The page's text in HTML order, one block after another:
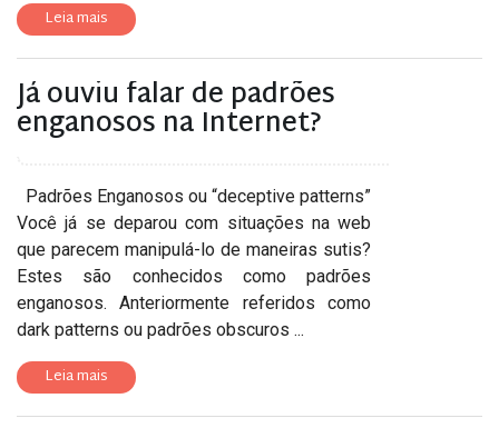
Leia mais
Já ouviu falar de padrões
enganosos na Internet?
Padrões Enganosos ou “deceptive patterns”
Você já se deparou com situações na web
que parecem manipulá-lo de maneiras sutis?
Estes são conhecidos como padrões
enganosos. Anteriormente referidos como
dark patterns ou padrões obscuros ...
Leia mais